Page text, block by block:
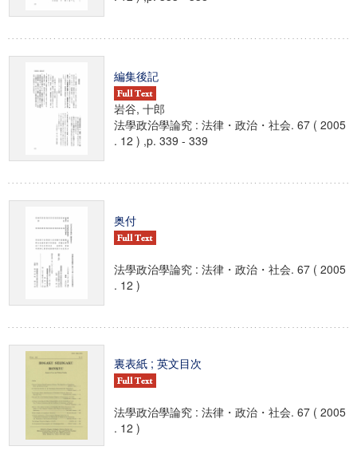
編集後記
岩谷, 十郎
法學政治學論究 : 法律・政治・社会. 67 ( 2005
. 12 ) ,p. 339 - 339
奥付
法學政治學論究 : 法律・政治・社会. 67 ( 2005
. 12 )
裏表紙 ; 英文目次
法學政治學論究 : 法律・政治・社会. 67 ( 2005
. 12 )